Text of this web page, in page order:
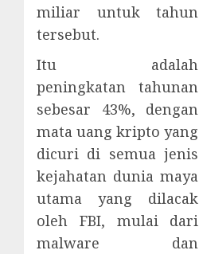
miliar untuk tahun
tersebut.
Itu adalah
peningkatan tahunan
sebesar 43%, dengan
mata uang kripto yang
dicuri di semua jenis
kejahatan dunia maya
utama yang dilacak
oleh FBI, mulai dari
malware dan